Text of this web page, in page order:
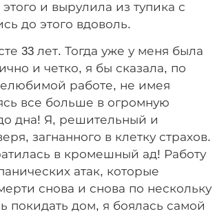
и вырулила из тупика с
до этого вдоволь.
33 лет. Тогда уже у меня была
и четко, я бы сказала, по
работе, не имея
все больше в огромную
дна! Я, решительный и
загнанного в клетку страхов.
в кромешный ад! Работу
атак, которые
снова и снова по нескольку
покидать дом, я боялась самой